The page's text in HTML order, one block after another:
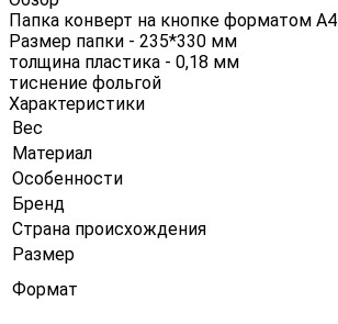
Папка конверт на кнопке форматом А4
Размер папки - 235*330 мм
толщина пластика - 0,18 мм
тиснение фольгой
Характеристики
Вес
Материал
Особенности
Бренд
Страна происхождения
Размер
Формат